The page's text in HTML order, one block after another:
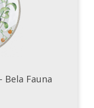
Bela Fauna